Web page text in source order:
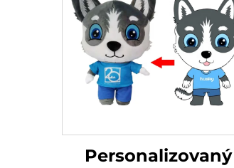
Personalizovaný